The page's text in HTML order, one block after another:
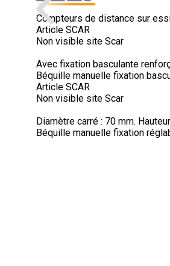
Compteurs de distance sur
Article SCAR
Non visible site Scar
Avec fixation basculante
Béquille manuelle fixation
Article SCAR
Non visible site Scar
Diamètre carré : 70 mm.
Béquille manuelle fixation